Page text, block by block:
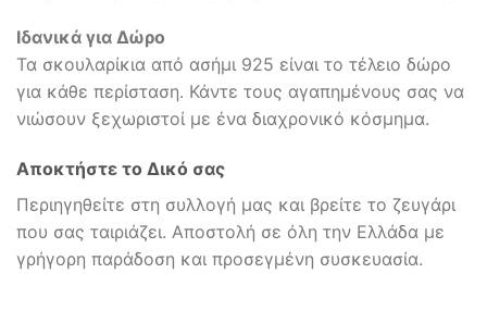
Ιδανικά για Δώρο
Τα σκουλαρίκια από ασήμι 925 είναι το τέλειο δώρο
για κάθε περίσταση. Κάντε τους αγαπημένους σας να
νιώσουν ξεχωριστοί με ένα διαχρονικό κόσμημα.
Αποκτήστε το Δικό σας
Περιηγηθείτε στη συλλογή μας και βρείτε το ζευγάρι
που σας ταιριάζει. Αποστολή σε όλη την Ελλάδα με
γρήγορη παράδοση και προσεγμένη συσκευασία.